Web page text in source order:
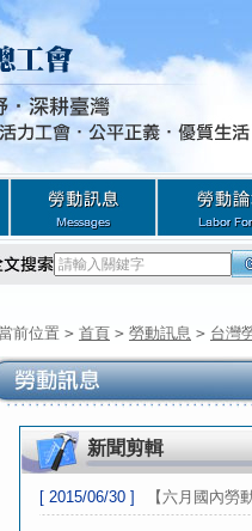
前位置 > 首頁 > 勞動訊息 > 台灣
新聞剪輯
[ 2015/06/30 ] 【六月國內